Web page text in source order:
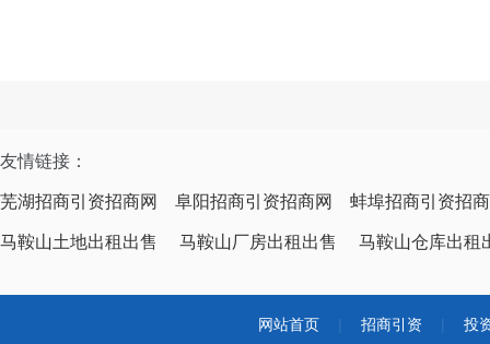
友情链接：
芜湖招商引资招商网 阜阳招商引资招商网 蚌埠招商引资招
马鞍山土地出租出售 马鞍山厂房出租出售 马鞍山仓库出租
网站首页 招商引资 投